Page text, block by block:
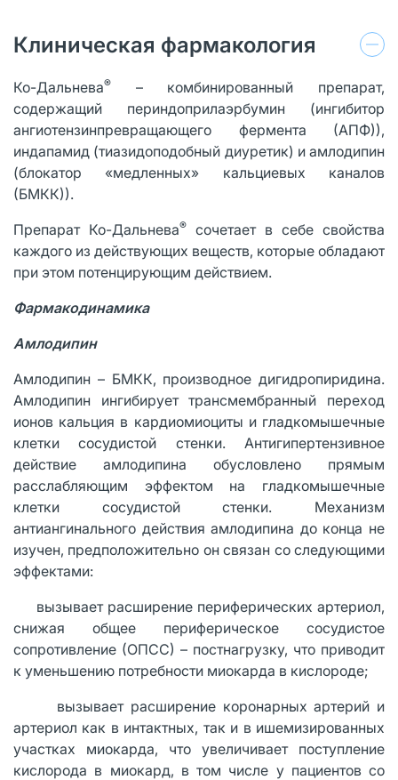
Клиническая фармакология
Ко-Дальнева®
– комбинированный препарат,
содержащий периндоприлаэрбумин (ингибитор
ангиотензинпревращающего фермента (АПФ)),
индапамид (тиазидоподобный диуретик) и амлодипин
(блокатор «медленных» кальциевых каналов
(БМКК)).
Препарат Ко-Дальнева®
сочетает в себе свойства
каждого из действующих веществ, которые обладают
при этом потенцирующим действием.
Фармакодинамика
Амлодипин
Амлодипин – БМКК, производное дигидропиридина.
Амлодипин ингибирует трансмембранный переход
ионов кальция в кардиомиоциты и гладкомышечные
клетки сосудистой стенки. Антигипертензивное
действие амлодипина обусловлено прямым
расслабляющим эффектом на гладкомышечные
клетки сосудистой стенки. Механизм
антиангинального действия амлодипина до конца не
изучен, предположительно он связан со следующими
эффектами:
вызывает расширение периферических артериол,
снижая общее периферическое сосудистое
сопротивление (ОПСС) – постнагрузку, что приводит
к уменьшению потребности миокарда в кислороде;
вызывает расширение коронарных артерий и
артериол как в интактных, так и в ишемизированных
участках миокарда, что увеличивает поступление
кислорода в миокард, в том числе у пациентов со